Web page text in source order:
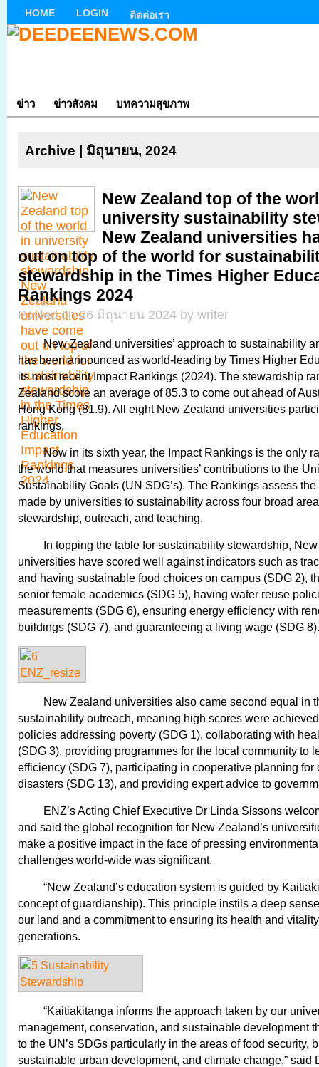
HOME LOGIN ติดต่อเรา
ข่าว ข่าวสังคม บทความสุขภาพ
Archive | มิถุนายน, 2024
New Zealand top of the
university sustainability
New Zealand universities
out on top of the world for
stewardship in the Times Higher
Rankings 2024
Posted on 26 มิถุนายน 2024 by writer
New Zealand universities’ approach to sustainability
has been announced as world-leading by Times Higher
its most recent Impact Rankings (2024). The stewardship
Zealand score an average of 85.3 to come out ahead of
Hong Kong (81.9). All eight New Zealand universities
rankings.
Now in its sixth year, the Impact Rankings is the only
the world that measures universities’ contributions to the
Sustainability Goals (UN SDG’s). The Rankings assess
made by universities to sustainability across four broad
stewardship, outreach, and teaching.
In topping the table for sustainability stewardship, New
universities have scored well against indicators such as
and having sustainable food choices on campus (SDG 2),
senior female academics (SDG 5), having water reuse
measurements (SDG 6), ensuring energy efficiency with
buildings (SDG 7), and guaranteeing a living wage (SDG 8).
New Zealand universities also came second equal in
sustainability outreach, meaning high scores were
policies addressing poverty (SDG 1), collaborating with
(SDG 3), providing programmes for the local community to
efficiency (SDG 7), participating in cooperative planning for
disasters (SDG 13), and providing expert advice to
ENZ’s Acting Chief Executive Dr Linda Sissons
and said the global recognition for New Zealand’s
make a positive impact in the face of pressing
challenges world-wide was significant.
“New Zealand’s education system is guided by
concept of guardianship). This principle instils a deep
our land and a commitment to ensuring its health and
generations.
“Kaitiakitanga informs the approach taken by our
management, conservation, and sustainable development
to the UN’s SDGs particularly in the areas of food security,
sustainable urban development, and climate change,” said